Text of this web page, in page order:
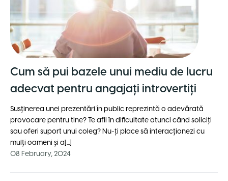
Cum să pui bazele unui mediu de lucru
adecvat pentru angajaţi introvertiţi
Susţinerea unei prezentări în public reprezintă o adevărată
provocare pentru tine? Te afli în dificultate atunci când soliciți
sau oferi suport unui coleg? Nu-ţi place să interacţionezi cu
mulţi oameni şi a[...]
08 February, 2024